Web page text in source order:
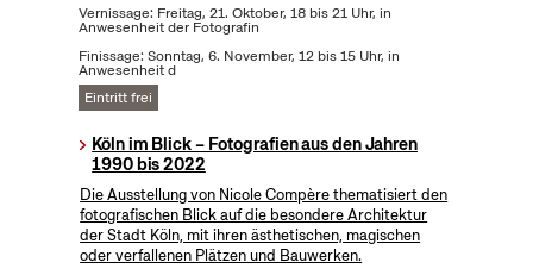
Vernissage: Freitag, 21. Oktober, 18 bis 21 Uhr, in
Anwesenheit der Fotografin
Finissage: Sonntag, 6. November, 12 bis 15 Uhr, in
Anwesenheit d
Eintritt frei
Köln im Blick – Fotografien aus den Jahren
1990 bis 2022
Die Ausstellung von Nicole Compère thematisiert den
fotografischen Blick auf die besondere Architektur
der Stadt Köln, mit ihren ästhetischen, magischen
oder verfallenen Plätzen und Bauwerken.